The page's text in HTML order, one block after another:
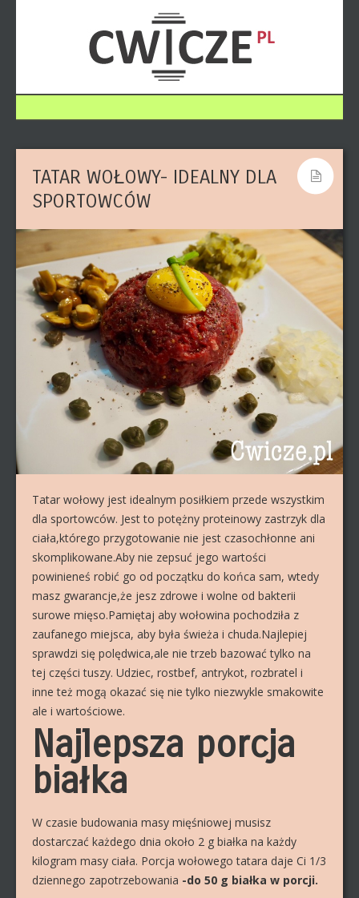
TATAR WOŁOWY- IDEALNY DLA
SPORTOWCÓW
Tatar wołowy jest idealnym posiłkiem przede wszystkim
dla sportowców. Jest to potężny proteinowy zastrzyk dla
ciała,którego przygotowanie nie jest czasochłonne ani
skomplikowane.Aby nie zepsuć jego wartości
powinieneś robić go od początku do końca sam, wtedy
masz gwarancje,że jesz zdrowe i wolne od bakterii
surowe mięso.Pamiętaj aby wołowina pochodziła z
zaufanego miejsca, aby była świeża i chuda.Najlepiej
sprawdzi się polędwica,ale nie trzeb bazować tylko na
tej części tuszy. Udziec, rostbef, antrykot, rozbratel i
inne też mogą okazać się nie tylko niezwykle smakowite
ale i wartościowe.
Najlepsza porcja
białka
W czasie budowania masy mięśniowej musisz
dostarczać każdego dnia około 2 g białka na każdy
kilogram masy ciała. Porcja wołowego tatara daje Ci 1/3
dziennego zapotrzebowania -do 50 g białka w porcji.